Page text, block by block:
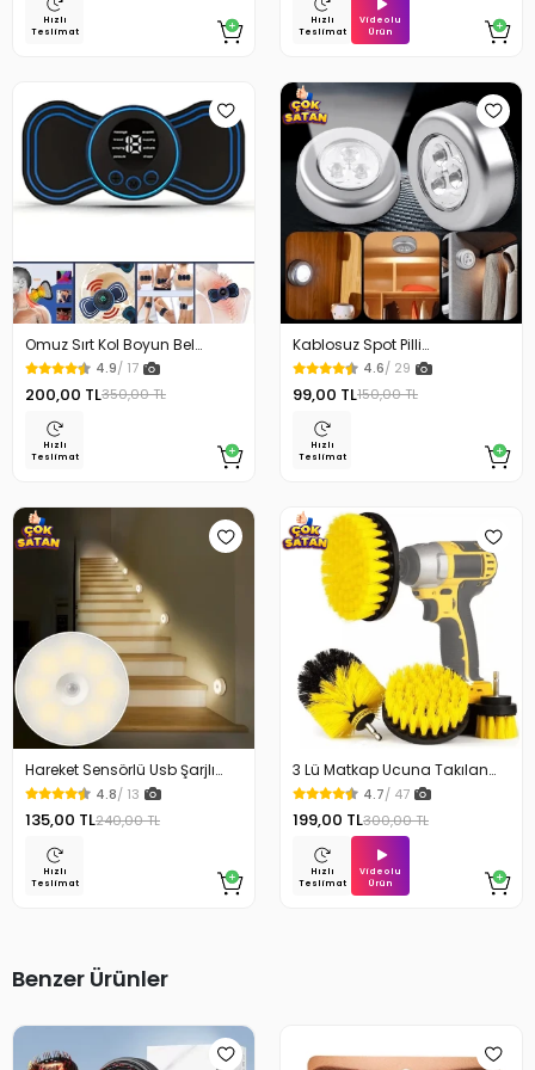
Hızlı
Teslimat
Hızlı
Teslimat
Videolu
Ürün
Omuz Sırt Kol Boyun Bel
Kelebek Masaj Aleti
4.9/ 17
200,00 TL350,00 TL
Hızlı
Teslimat
Kablosuz Spot Pilli
Dokunmatik Led Lamba
4.6/ 29
99,00 TL150,00 TL
Hızlı
Teslimat
Hareket Sensörlü Usb Şarjlı
Beyaz Led Işık Lamba
4.8/ 13
135,00 TL240,00 TL
Hızlı
Teslimat
3 Lü Matkap Ucuna Takılan
Temizlik Fırça Seti
4.7/ 47
199,00 TL300,00 TL
Hızlı
Teslimat
Videolu
Ürün
Benzer Ürünler